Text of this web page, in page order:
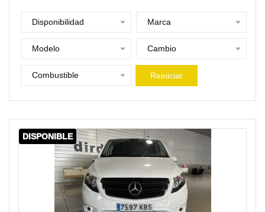
Disponibilidad Marca
Modelo Cambio
Combustible Reiniciar
DISPONIBLE